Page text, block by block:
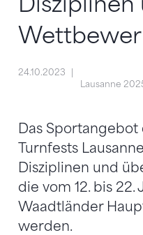
24.10.2023
Lausanne
Das Sportangebot
Turnfests
Disziplinen und
die vom 12. bis 22.
Waadtländer
werden.